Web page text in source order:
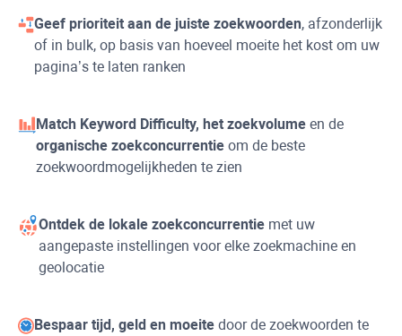
Geef prioriteit aan de juiste zoekwoorden, afzonderlijk
of in bulk, op basis van hoeveel moeite het kost om uw
pagina’s te laten ranken
Match Keyword Difficulty, het zoekvolumeen de
organische zoekconcurrentieom de beste
zoekwoordmogelijkheden te zien
Ontdek de lokale zoekconcurrentie met uw
aangepaste instellingen voor elke zoekmachine en
geolocatie
Bespaar tijd, geld en moeite door de zoekwoorden te